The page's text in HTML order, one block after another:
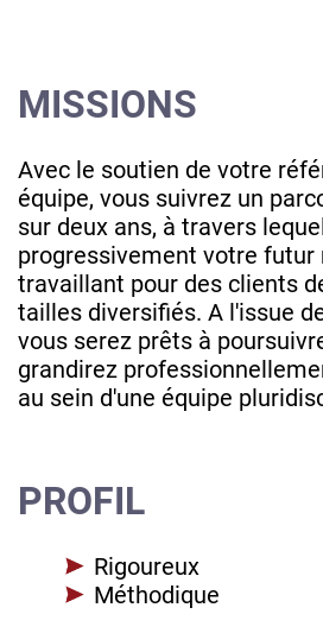
MISSIONS
Avec le soutien de votre
équipe, vous suivrez un
sur deux ans, à travers
progressivement votre futur
travaillant pour des clients
tailles diversifiés. A l'issue
vous serez prêts à
grandirez
au sein d'une équipe
PROFIL
Rigoureux
Méthodique